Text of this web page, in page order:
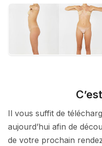
Il vous suffit de
aujourd’hui afin de
de votre prochain